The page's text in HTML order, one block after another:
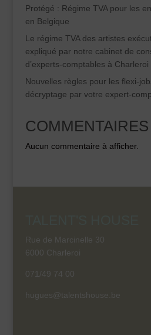
Protégé : Régime TVA pour les
en Belgique
Le régime TVA des artistes
expliqué par notre cabinet de
d’experts-comptables à Charleroi
Nouvelles règles pour les flexi-
décryptage par votre expert-
Aucun commentaire à afficher.
Rue de Marcinelle 30
6000 Charleroi
071/49 74 00
hugues@talentshouse.be